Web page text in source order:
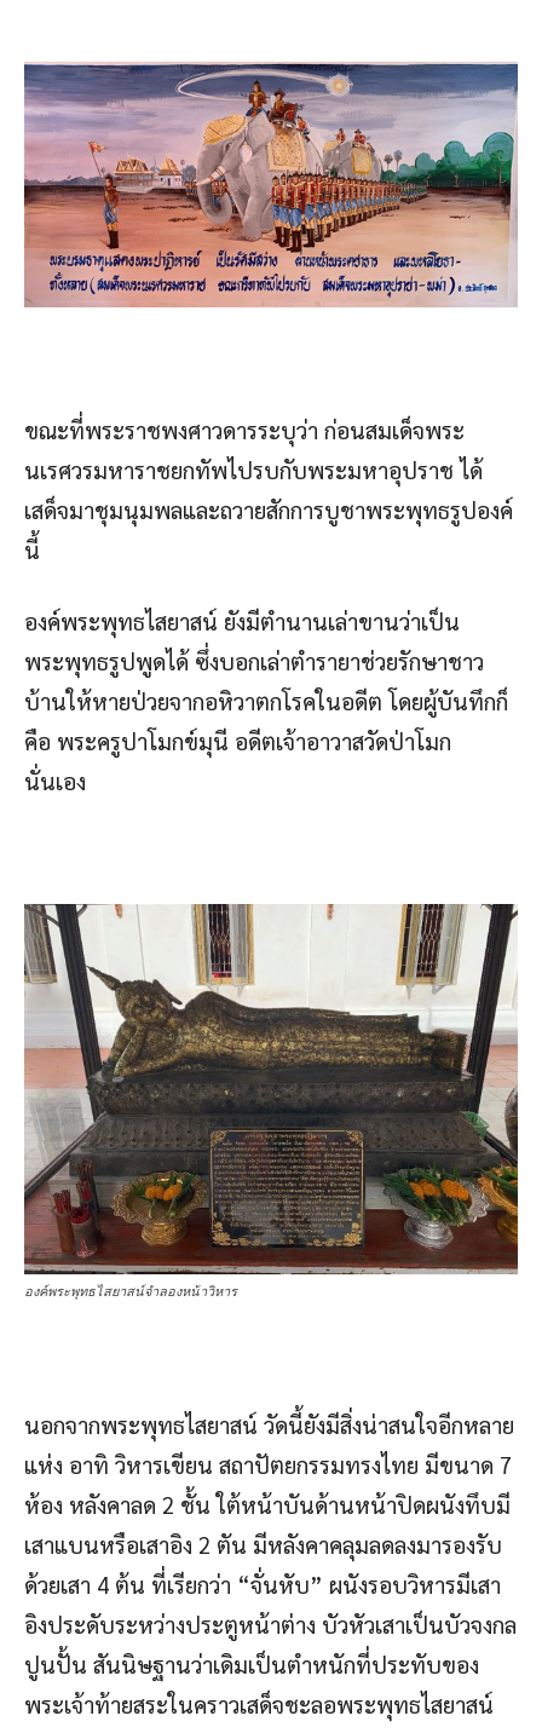
ขณะที่พระราชพงศาวดารระบุว่า ก่อนสมเด็จพระ
นเรศวรมหาราชยกทัพไปรบกับพระมหาอุปราช ได้
เสด็จมาชุมนุมพลและถวายสักการบูชาพระพุทธรูปองค์
นี้
องค์พระพุทธไสยาสน์ ยังมีตำนานเล่าขานว่าเป็น
พระพุทธรูปพูดได้ ซึ่งบอกเล่าตำรายาช่วยรักษาชาว
บ้านให้หายป่วยจากอหิวาตกโรคในอดีต โดยผู้บันทึกก็
คือ พระครูปาโมกข์มุนี อดีตเจ้าอาวาสวัดป่าโมก
นั่นเอง
องค์พระพุทธไสยาสน์จำลองหน้าวิหาร
นอกจากพระพุทธไสยาสน์ วัดนี้ยังมีสิ่งน่าสนใจอีกหลาย
แห่ง อาทิ วิหารเขียน สถาปัตยกรรมทรงไทย มีขนาด 7
ห้อง หลังคาลด 2 ชั้น ใต้หน้าบันด้านหน้าปิดผนังทึบมี
เสาแบนหรือเสาอิง 2 ตัน มีหลังคาคลุมลดลงมารองรับ
ด้วยเสา 4 ต้น ที่เรียกว่า “จั่นหับ” ผนังรอบวิหารมีเสา
อิงประดับระหว่างประตูหน้าต่าง บัวหัวเสาเป็นบัวจงกล
ปูนปั้น สันนิษฐานว่าเดิมเป็นตำหนักที่ประทับของ
พระเจ้าท้ายสระในคราวเสด็จชะลอพระพุทธไสยาสน์